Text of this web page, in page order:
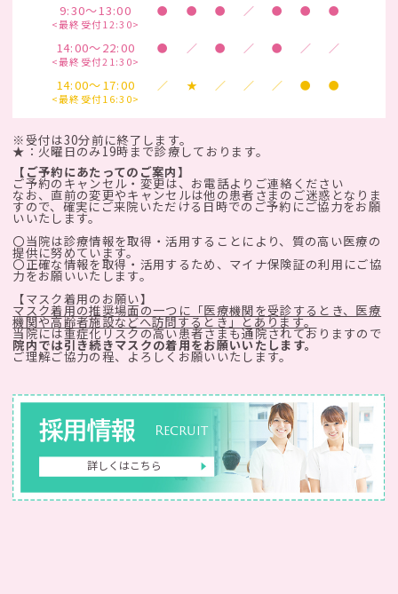
9:30～13:00
<最終受付12:30>
● ● ● ／ ● ● ●
14:00～22:00
<最終受付21:30>
● ／ ● ／ ● ／ ／
14:00～17:00
<最終受付16:30>
／ ★ ／ ／ ／ ● ●
※受付は30分前に終了します。
★：火曜日のみ19時まで診療しております。
【ご予約にあたってのご案内】
ご予約のキャンセル・変更は、お電話よりご連絡ください
なお、直前の変更やキャンセルは他の患者さまのご迷惑となりま
すので、確実にご来院いただける日時でのご予約にご協力をお願
いいたします。
〇当院は診療情報を取得・活用することにより、質の高い医療の
提供に努めています。
〇正確な情報を取得・活用するため、マイナ保険証の利用にご協
力をお願いいたします。
【マスク着用のお願い】
マスク着用の推奨場面の一つに「医療機関を受診するとき、医療
機関や高齢者施設などへ訪問するとき」とあります。
当院には重症化リスクの高い患者さまも通院されておりますので
院内では引き続きマスクの着用をお願いいたします。
ご理解ご協力の程、よろしくお願いいたします。
採用情報 Recruit
詳しくはこちら